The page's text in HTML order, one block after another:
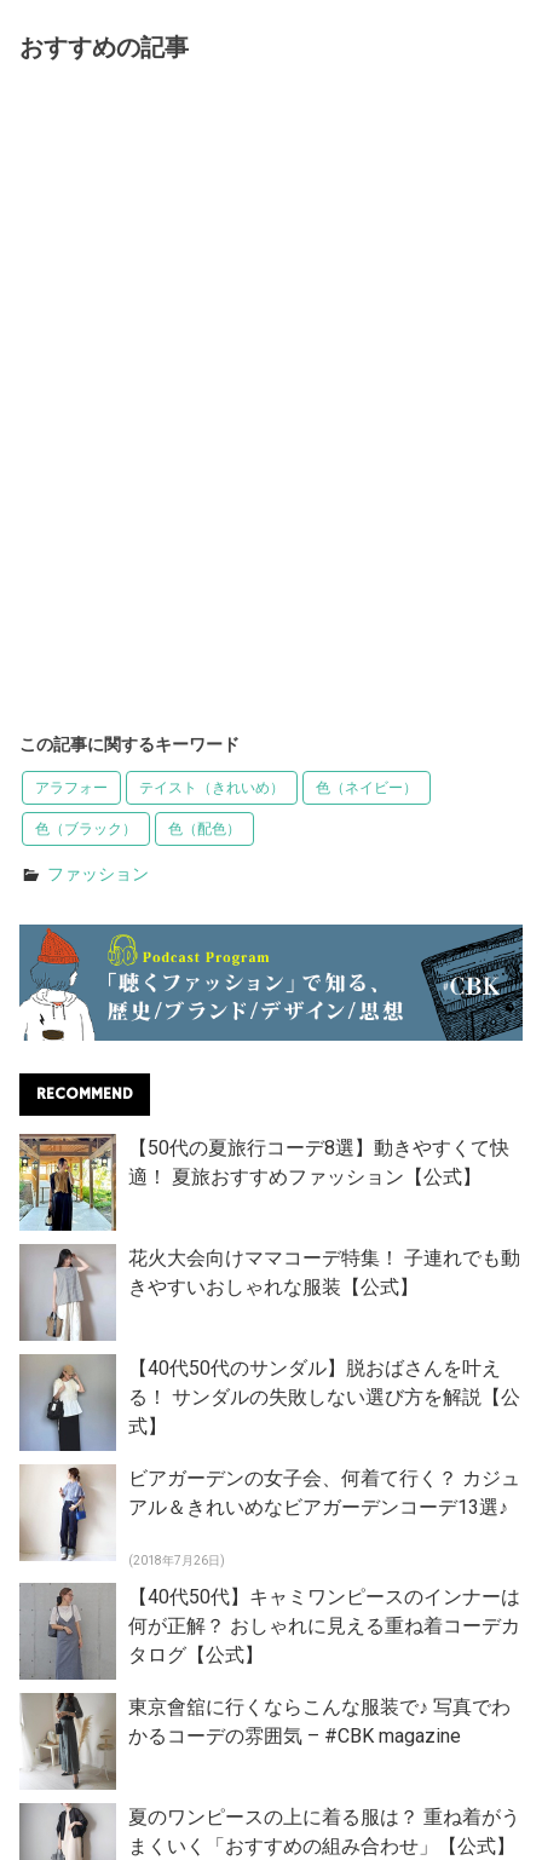
おすすめの記事
この記事に関するキーワード
アラフォー テイスト（きれいめ） 色（ネイビー）
色（ブラック） 色（配色）
ファッション
RECOMMEND
【50代の夏旅行コーデ8選】動きやすくて快
適！ 夏旅おすすめファッション【公式】
花火大会向けママコーデ特集！ 子連れでも動
きやすいおしゃれな服装【公式】
【40代50代のサンダル】脱おばさんを叶え
る！ サンダルの失敗しない選び方を解説【公
式】
ビアガーデンの女子会、何着て行く？ カジュ
アル＆きれいめなビアガーデンコーデ13選♪
(2018年7月26日)
【40代50代】キャミワンピースのインナーは
何が正解？ おしゃれに見える重ね着コーデカ
タログ【公式】
東京會舘に行くならこんな服装で♪ 写真でわ
かるコーデの雰囲気 – #CBK magazine
夏のワンピースの上に着る服は？ 重ね着がう
まくいく「おすすめの組み合わせ」【公式】